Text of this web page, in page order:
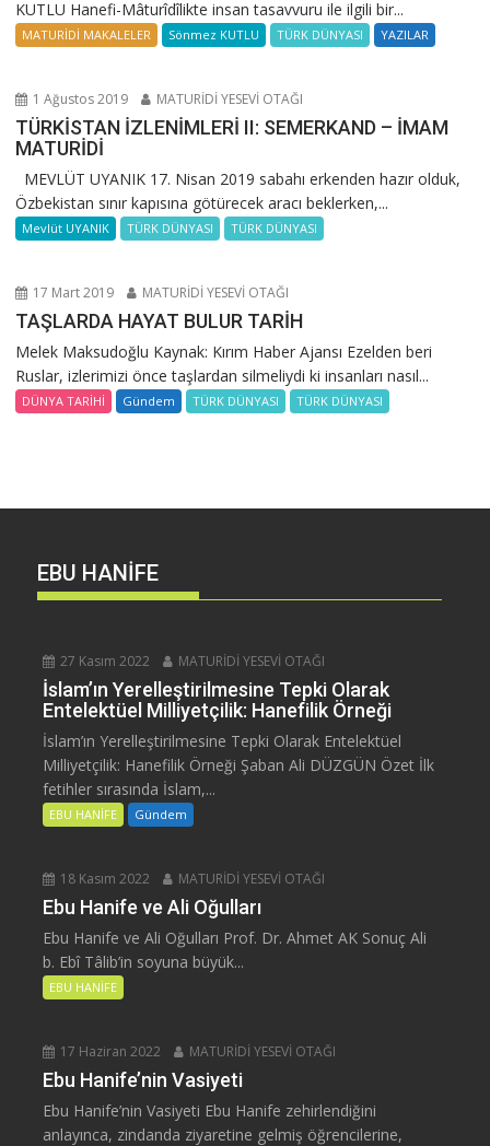
KUTLU Hanefi-Mâturîdîlikte insan tasavvuru ile ilgili bir...
MATURİDİ MAKALELER Sönmez KUTLU TÜRK DÜNYASI YAZILAR
1 Ağustos 2019 MATURİDİ YESEVİ OTAĞI
TÜRKİSTAN İZLENİMLERİ II: SEMERKAND – İMAM
MATURİDİ
MEVLÜT UYANIK 17. Nisan 2019 sabahı erkenden hazır olduk,
Özbekistan sınır kapısına götürecek aracı beklerken,...
Mevlüt UYANIK TÜRK DÜNYASI TÜRK DÜNYASI
17 Mart 2019 MATURİDİ YESEVİ OTAĞI
TAŞLARDA HAYAT BULUR TARİH
Melek Maksudoğlu Kaynak: Kırım Haber Ajansı Ezelden beri
Ruslar, izlerimizi önce taşlardan silmeliydi ki insanları nasıl...
DÜNYA TARİHİ Gündem TÜRK DÜNYASI TÜRK DÜNYASI
EBU HANİFE
27 Kasım 2022 MATURİDİ YESEVİ OTAĞI
İslam’ın Yerelleştirilmesine Tepki Olarak
Entelektüel Milliyetçilik: Hanefilik Örneği
İslam’ın Yerelleştirilmesine Tepki Olarak Entelektüel
Milliyetçilik: Hanefilik Örneği Şaban Ali DÜZGÜN Özet İlk
fetihler sırasında İslam,...
EBU HANİFE Gündem
18 Kasım 2022 MATURİDİ YESEVİ OTAĞI
Ebu Hanife ve Ali Oğulları
Ebu Hanife ve Ali Oğulları Prof. Dr. Ahmet AK Sonuç Ali
b. Ebî Tâlib’in soyuna büyük...
EBU HANİFE
17 Haziran 2022 MATURİDİ YESEVİ OTAĞI
Ebu Hanife’nin Vasiyeti
Ebu Hanife’nin Vasiyeti Ebu Hanife zehirlendiğini
anlayınca, zindanda ziyaretine gelmiş öğrencilerine,